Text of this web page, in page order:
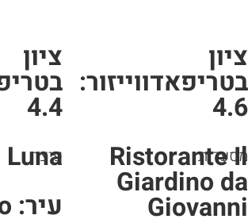
Ristorante
Giardino
ציון
4.4
פיצה
Luna
עיר: Orvieto